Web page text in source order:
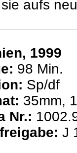
aufs
1999
98 Min.
Sp/df
35mm,
Nr.:
J